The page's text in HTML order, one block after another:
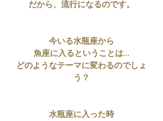
だから、流行になるのです。
今いる水瓶座から
魚座に入るということは...
どのようなテーマに変わるのでしょ
う？
水瓶座に入った時